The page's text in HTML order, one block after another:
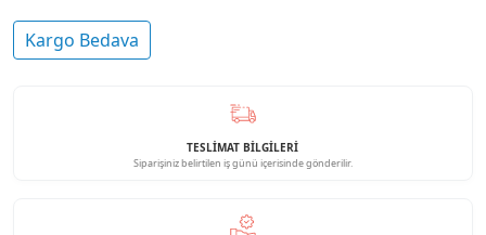
Kargo Bedava
TESLİMAT BİLGİLERİ
Siparişiniz belirtilen iş günü içerisinde gönderilir.